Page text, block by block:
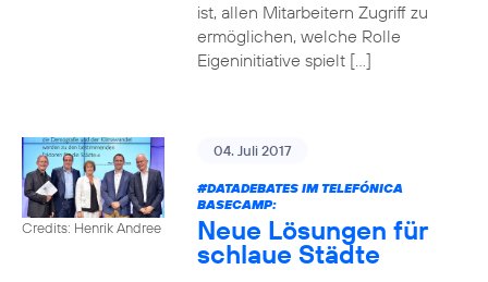
ist, allen Mitarbeitern Zugriff zu
ermöglichen, welche Rolle
Eigeninitiative spielt […]
Credits: Henrik Andree
04. Juli 2017
#DATADEBATESIM TELEFÓNICA
BASECAMP:
Neue Lösungen für
schlaue Städte